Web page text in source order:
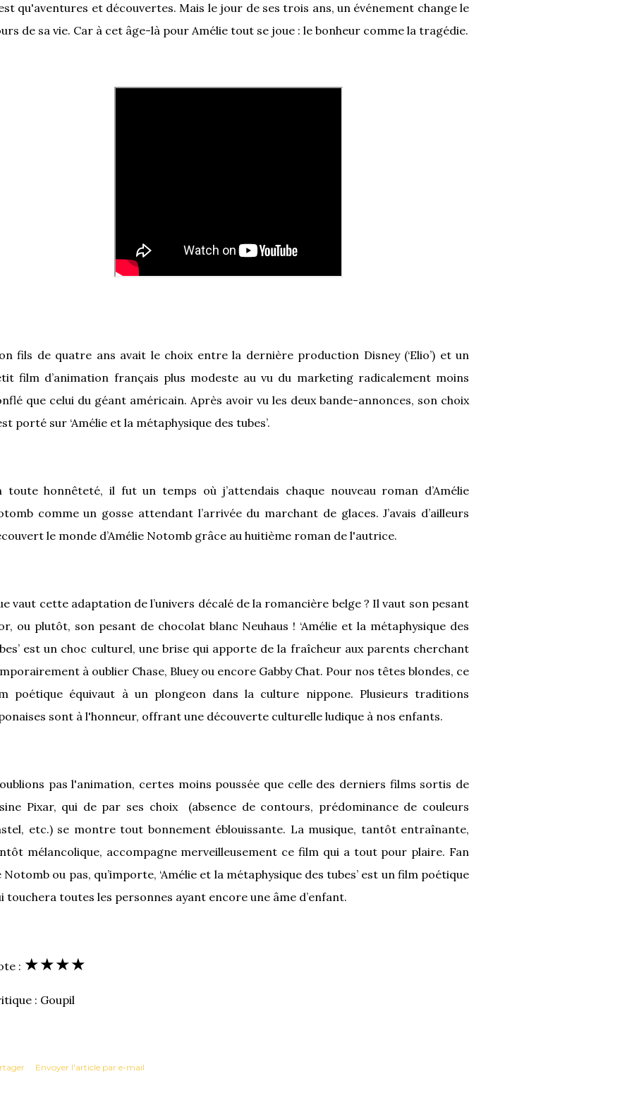
qu'aventures et découvertes. Mais le jour de ses trois ans, un événement change le
de sa vie. Car à cet âge-là pour Amélie tout se joue : le bonheur comme la tragédie.
fils de quatre ans avait le choix entre la dernière production Disney (‘Elio’) et un
film d’animation français plus modeste au vu du marketing radicalement moins
que celui du géant américain. Après avoir vu les deux bande-annonces, son choix
porté sur ‘Amélie et la métaphysique des tubes’.
toute honnêteté, il fut un temps où j’attendais chaque nouveau roman d’Amélie
comme un gosse attendant l’arrivée du marchant de glaces. J’avais d’ailleurs
le monde d’Amélie Notomb grâce au huitième roman de l'autrice.
vaut cette adaptation de l’univers décalé de la romancière belge ? Il vaut son pesant
ou plutôt, son pesant de chocolat blanc Neuhaus ! ‘Amélie et la métaphysique des
est un choc culturel, une brise qui apporte de la fraîcheur aux parents cherchant
à oublier Chase, Bluey ou encore Gabby Chat. Pour nos têtes blondes, ce
poétique équivaut à un plongeon dans la culture nippone. Plusieurs traditions
sont à l'honneur, offrant une découverte culturelle ludique à nos enfants.
pasl'animation, certes moins poussée que celle des derniers films sortis de
Pixar, qui de par ses choix
(absence de contours, prédominance de couleurs
etc.) se montre tout bonnement éblouissante. La musique, tantôt entraînante,
mélancolique, accompagne merveilleusement ce film qui a tout pour plaire. Fan
Notomb ou pas, qu’importe, ‘Amélie et la métaphysique des tubes’ est un film poétique
touchera toutes les personnes ayant encore une âme d’enfant.
: ★★★★
: Goupil
Envoyer l'article par e-mail